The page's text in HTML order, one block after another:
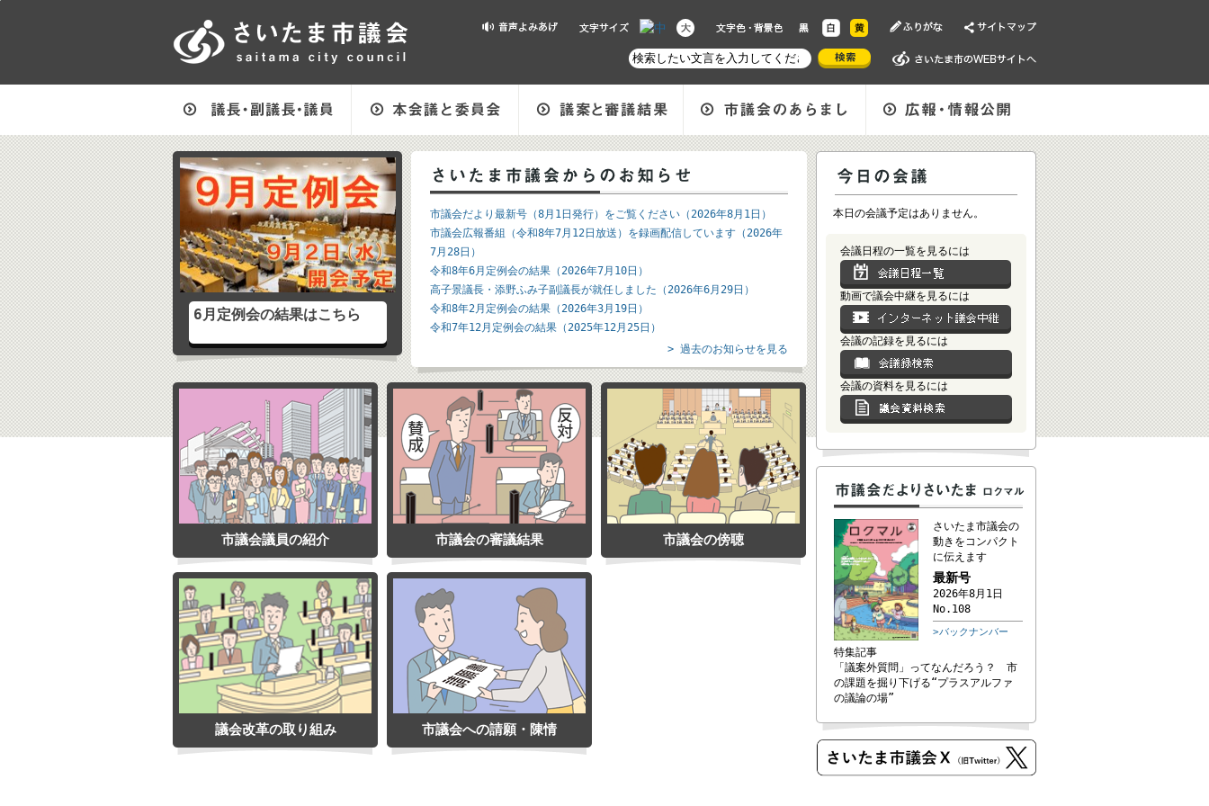
6月定例会の結果はこちら
市議会だより最新号（8月1日発行）をご覧ください（2026年8月1日）
市議会広報番組（令和8年7月12日放送）を録画配信しています（2026年
7月28日）
令和8年6月定例会の結果（2026年7月10日）
高子景議長・添野ふみ子副議長が就任しました（2026年6月29日）
令和8年2月定例会の結果（2026年3月19日）
令和7年12月定例会の結果（2025年12月25日）
> 過去のお知らせを見る
市議会議員の紹介 市議会の審議結果 市議会の傍聴
議会改革の取り組み 市議会への請願・陳情
本日の会議予定はありません。
会議日程の一覧を見るには
動画で議会中継を見るには
会議の記録を見るには
会議の資料を見るには
さいたま市議会の
動きをコンパクト
に伝えます
最新号
2026年8月1日
No.108
>バックナンバー
特集記事
「議案外質問」ってなんだろう？ 市
の課題を掘り下げる“プラスアルファ
の議論の場”